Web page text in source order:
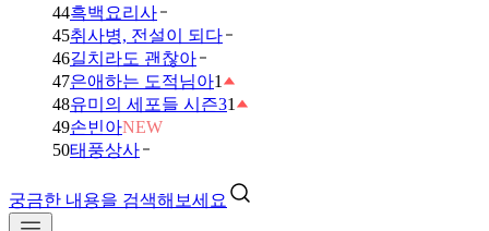
44흑백요리사
45취사병, 전설이 되다
46길치라도 괜찮아
47은애하는 도적님아1
48유미의 세포들 시즌31
49손빈아NEW
50태풍상사
궁금한 내용을 검색해보세요